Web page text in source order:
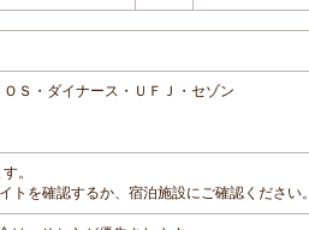
Ｓ・ダイナース・ＵＦＪ・セゾン
。
を確認するか、宿泊施設にご確認ください。